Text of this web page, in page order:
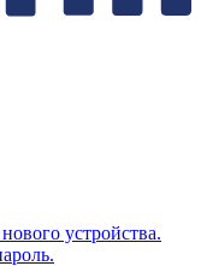
устройства.